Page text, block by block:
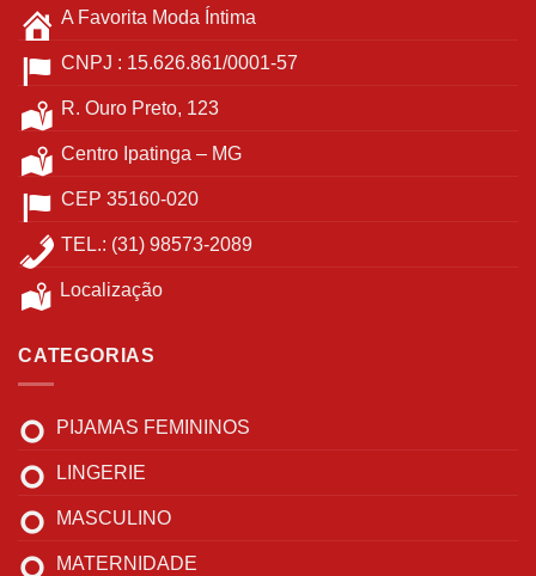
A Favorita Moda Íntima
CNPJ : 15.626.861/0001-57
R. Ouro Preto, 123
Centro Ipatinga – MG
CEP 35160-020
TEL.: (31) 98573-2089
Localização
CATEGORIAS
PIJAMAS FEMININOS
LINGERIE
MASCULINO
MATERNIDADE